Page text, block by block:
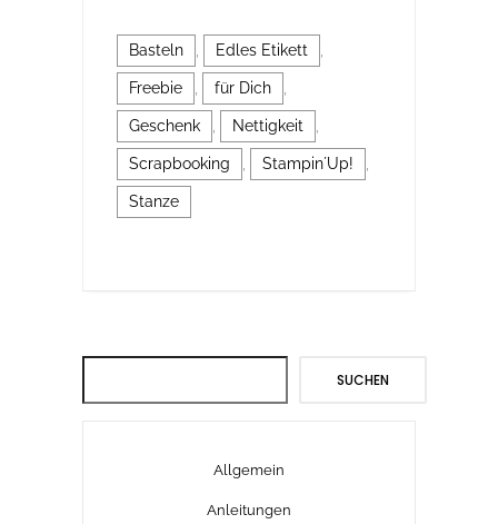
Basteln Edles Etikett
Freebie für Dich
Geschenk Nettigkeit
Scrapbooking Stampin´Up!
Stanze
SUCHEN
Allgemein
Anleitungen